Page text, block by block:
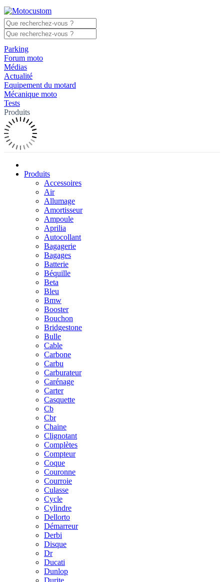
Parking
Forum moto
Médias
Actualité
Equipement du motard
Mécanique moto
Tests
Produits
Produits
Accessoires
Air
Allumage
Amortisseur
Ampoule
Aprilia
Autocollant
Bagagerie
Bagages
Batterie
Béquille
Beta
Bleu
Bmw
Booster
Bouchon
Bridgestone
Bulle
Cable
Carbone
Carbu
Carburateur
Carénage
Carter
Casquette
Cb
Cbr
Chaine
Clignotant
Complètes
Compteur
Coque
Couronne
Courroie
Culasse
Cycle
Cylindre
Dellorto
Démarreur
Derbi
Disque
Dr
Ducati
Dunlop
Durite